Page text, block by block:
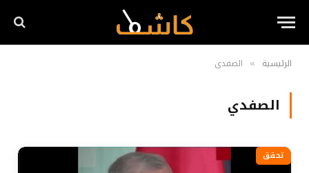
الرئيسية » الصفدي
الصفدي
تحقق